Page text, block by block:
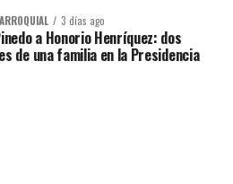
3 días ago
a Honorio Henríquez: dos
de una familia en la Presidencia